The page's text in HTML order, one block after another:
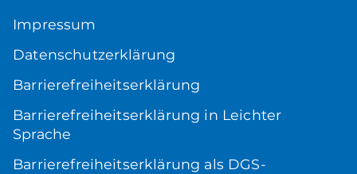
Impressum
Datenschutzerklärung
Barrierefreiheitserklärung
Barrierefreiheitserklärung in Leichter
Sprache
Barrierefreiheitserklärung als DGS-